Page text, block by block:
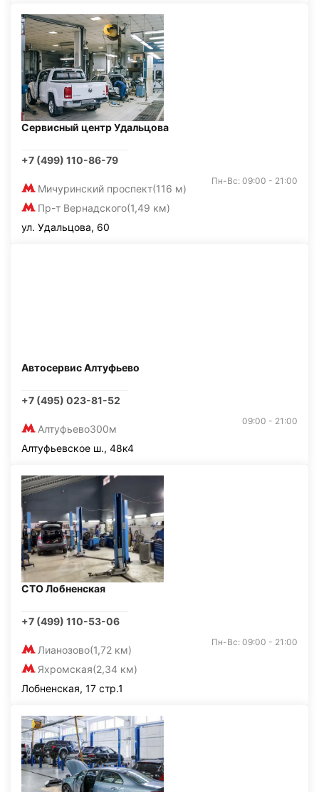
Сервисный центр Удальцова
+7 (499) 110-86-79
Мичуринский проспект(116 м)
Пр-т Вернадского(1,49 км)
Пн-Вс: 09:00 - 21:00
ул. Удальцова, 60
Автосервис Алтуфьево
+7 (495) 023-81-52
Алтуфьево300м
09:00 - 21:00
Алтуфьевское ш., 48к4
СТО Лобненская
+7 (499) 110-53-06
Лианозово(1,72 км)
Яхромская(2,34 км)
Пн-Вс: 09:00 - 21:00
Лобненская, 17 стр.1